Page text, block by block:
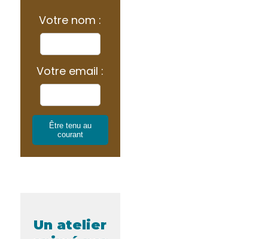
Votre nom :
Votre email :
Être tenu au
courant
Un atelier